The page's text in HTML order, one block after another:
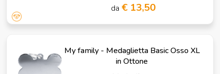
da € 13,50
My family - Medaglietta Basic Osso XL
in Ottone